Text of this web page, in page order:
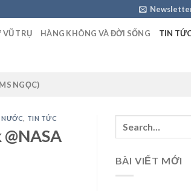
VŨ TRỤ HÀNG KHÔNG VÀ ĐỜI SỐNG TIN
NGỌC)
TIN TỨC
BÀI VIẾT MỚI